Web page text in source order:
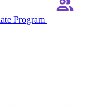
Program